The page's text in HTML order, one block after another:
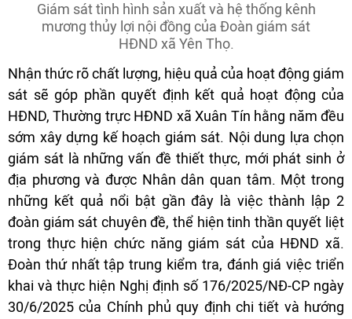
Giám sát tình hình sản xuất và hệ thống kênh
mương thủy lợi nội đồng của Đoàn giám sát
HĐND xã Yên Thọ.
Nhận thức rõ chất lượng, hiệu quả của hoạt động giám
sát sẽ góp phần quyết định kết quả hoạt động của
HĐND, Thường trực HĐND xã Xuân Tín hằng năm đều
sớm xây dựng kế hoạch giám sát. Nội dung lựa chọn
giám sát là những vấn đề thiết thực, mới phát sinh ở
địa phương và được Nhân dân quan tâm. Một trong
những kết quả nổi bật gần đây là việc thành lập 2
đoàn giám sát chuyên đề, thể hiện tinh thần quyết liệt
trong thực hiện chức năng giám sát của HĐND xã.
Đoàn thứ nhất tập trung kiểm tra, đánh giá việc triển
khai và thực hiện Nghị định số 176/2025/NĐ-CP ngày
30/6/2025 của Chính phủ quy định chi tiết và hướng